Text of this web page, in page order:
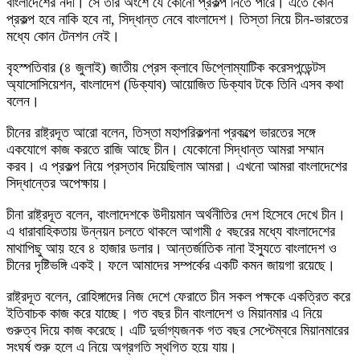
প্রকল্প হবে নাকি হবে না, সিদ্ধান্ত নেবে বাংলাদেশ। তিস্তা নিয়ে চীন-ভারতের
মধ্যে কোন টেনশন নেই।
বৃহস্পতিবার (৪ জুলাই) জাতীয় প্রেস ক্লাবে ডিপ্লোম্যাটিক করেসপন্ডেন্টস
অ্যাসোসিয়েশন, বাংলাদেশ (ডিক্যাব) আয়োজিত ডিক্যাব টকে তিনি এসব কথা
বলেন।
চীনের রাষ্ট্রদূত আরো বলেন, তিস্তা মহাপরিকল্পনা প্রকল্পে ভারতের সঙ্গে
একযোগে কাজ করতে রাজি আছে চীন। যেকোনো সিদ্ধান্ত আমরা সম্মান
করব। এ প্রকল্প নিয়ে প্রস্তাব দিয়েছিলাম আমরা। এখনো আমরা বাংলাদেশের
সিদ্ধান্তের অপেক্ষায়।
চীনা রাষ্ট্রদূত বলেন, বাংলাদেশকে উদীয়মান অর্থনীতির দেশ হিসেবে দেখে চীন।
এ ধারাবাহিকতায় উন্নয়ন চলতে থাকলে আগামী ৫ বছরের মধ্যে বাংলাদেশের
মাথাপিছু আয় হবে ৪ হাজার ডলার। আন্তর্জাতিক নানা ইস্যুতে বাংলাদেশ ও
চীনের দৃষ্টিভঙ্গি একই। ফলে আমাদের সম্পর্কের একটি কমন জায়গা রয়েছে।
রাষ্ট্রদূত বলেন, রোহিঙ্গাদের নিজ দেশে ফেরাতে চীন সকল পক্ষকে একত্রিত করে
ইতিবাচক কাজ করে যাচ্ছে। গত বছর চীন বাংলাদেশ ও মিয়ানমার এ নিয়ে
গুরুত্ব দিয়ে কাজ করেছে। এটি দুর্ভাগ্যজনক গত বছর সেপ্টেম্বরে মিয়ানমারের
সংঘর্ষ শুরু হলে এ নিয়ে অগ্রগতি স্থগিত হয়ে যায়।